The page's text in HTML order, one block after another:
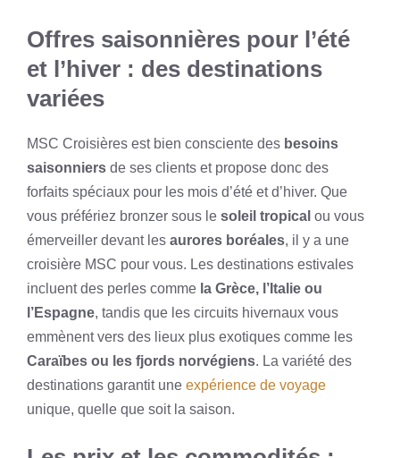
Offres saisonnières pour l’été
et l’hiver : des destinations
variées
MSC Croisières est bien consciente des besoins
saisonniers de ses clients et propose donc des
forfaits spéciaux pour les mois d’été et d’hiver. Que
vous préfériez bronzer sous le soleil tropical ou vous
émerveiller devant les aurores boréales, il y a une
croisière MSC pour vous. Les destinations estivales
incluent des perles comme la Grèce, l’Italie ou
l’Espagne, tandis que les circuits hivernaux vous
emmènent vers des lieux plus exotiques comme les
Caraïbes ou les fjords norvégiens. La variété des
destinations garantit une expérience de voyage
unique, quelle que soit la saison.